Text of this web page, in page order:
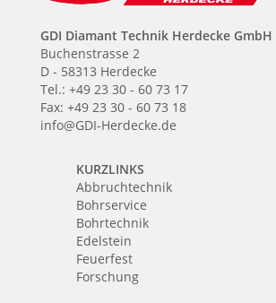
GDI Diamant Technik Herdecke GmbH
Buchenstrasse 2
D - 58313 Herdecke
Tel.: +49 23 30 - 60 73 17
Fax: +49 23 30 - 60 73 18
info@GDI-Herdecke.de
KURZLINKS
Abbruchtechnik
Bohrservice
Bohrtechnik
Edelstein
Feuerfest
Forschung